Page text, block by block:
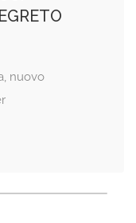
nuovo